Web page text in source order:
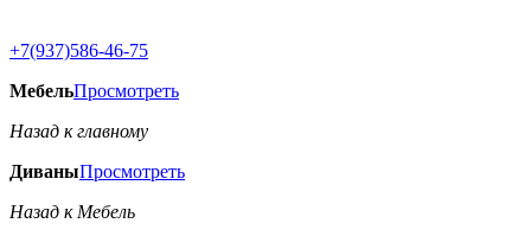
+7(937)586-46-75
МебельПросмотреть
Назад к главному
ДиваныПросмотреть
Назад к Мебель